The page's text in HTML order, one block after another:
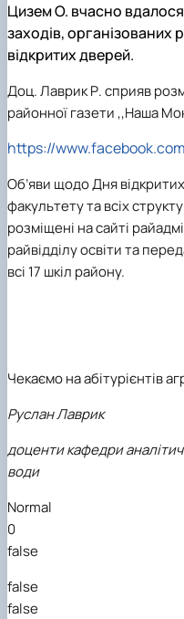
Кафедра
Кафедра
Кафедра
стандартизації
Вчена рада
Колегіальні
Рада
факультету
факультету
Сенат
Рада
Цизем О. вчасно
заходів, організованих
відкритих дверей.
Доц. Лаврик Р. сприяв
районної газети ,,Наша
https://
Об’яви щодо Дня
факультету та всіх
розміщені на сайті
райвідділу освіти та
всі 17 шкіл району.
Чекаємо на абітурієнтів
Руслан Лаврик
доценти кафедри
води
Normal
0
false
false
false